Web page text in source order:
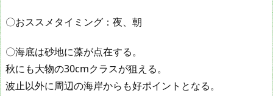
〇おススメタイミング：夜、朝
〇海底は砂地に藻が点在する。
秋にも大物の30cmクラスが狙える。
波止以外に周辺の海岸からも好ポイントとなる。